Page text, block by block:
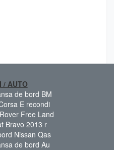
/ AUTO
de bord BM
E recondi
Free Land
Bravo 2013 r
Nissan Qas
de bord Au